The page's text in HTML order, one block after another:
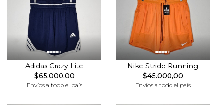
Adidas Crazy Lite
$65.000,00
Envíos a todo el país
Nike Stride Running
$45.000,00
Envíos a todo el país